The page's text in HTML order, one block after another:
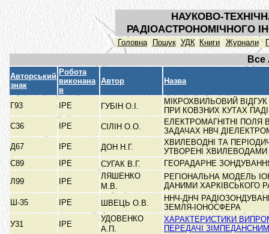
НАУКОВО-
РАДІОАСТРОНОМІЧНОГО
Головна Пошук УДК Книги Журнали
Все
Авторський
знак
Робота
виконана
в
Автор Назва
Г93 ІРЕ ГУБІН О.І.
МІКРОХВИЛЬОВИЙ
ПРИ КОВЗНИХ КУТАХ
С36
ІРЕ СІЛІН О.О.
ЕЛЕКТРОМАГНІТНІ ПОЛЯ
ЗАДАЧАХ НВЧ
Д67
ІРЕ ДОН Н.Г.
ХВИЛЕВОДНІ ТА
УТВОРЕНІ
С89
ІРЕ СУГАК В.Г.
ГЕОРАДАРНЕ
Л99
ІРЕ
ЛЯШЕНКО
М.В.
РЕГІОНАЛЬНА МОДЕЛЬ
ДАНИМИ ХАРКІВСЬКОГО
Ш-35
ІРЕ ШВЕЦЬ О.В.
ННЧ-ДНЧ
ЗЕМЛЯ-ІОНОСФЕРА
У31
ІРЕ
УДОВЕНКО
А.П.
ХАРАКТЕРИСТИКИ
ПЕРЕДАЧІ